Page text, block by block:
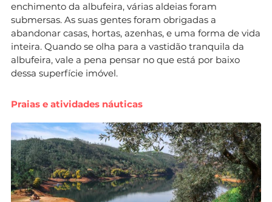
enchimento da albufeira, várias aldeias foram
submersas. As suas gentes foram obrigadas a
abandonar casas, hortas, azenhas, e uma forma de vida
inteira. Quando se olha para a vastidão tranquila da
albufeira, vale a pena pensar no que está por baixo
dessa superfície imóvel.
Praias e atividades náuticas